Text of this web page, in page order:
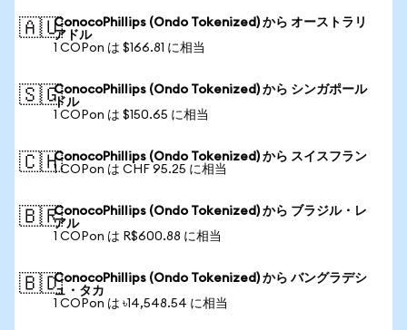
🇦🇺ConocoPhillips (Ondo Tokenized) から オーストラリ
アドル
1 COPon は $166.81 に相当
🇸🇬ConocoPhillips (Ondo Tokenized) から シンガポール
ドル
1 COPon は $150.65 に相当
🇨🇭ConocoPhillips (Ondo Tokenized) から スイスフラン
1 COPon は CHF 95.25 に相当
🇧🇷ConocoPhillips (Ondo Tokenized) から ブラジル・レ
アル
1 COPon は R$600.88 に相当
🇧🇩ConocoPhillips (Ondo Tokenized) から バングラデシ
ュ・タカ
1 COPon は ৳14,548.54 に相当